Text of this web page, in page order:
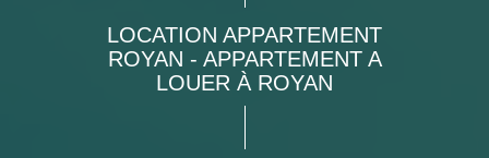
LOCATION APPARTEMENT
ROYAN - APPARTEMENT A
LOUER À ROYAN